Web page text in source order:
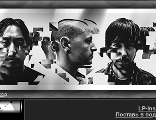
LP-
Поставь в